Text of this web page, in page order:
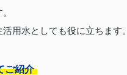
用水としても役に立ちます。
ご紹介